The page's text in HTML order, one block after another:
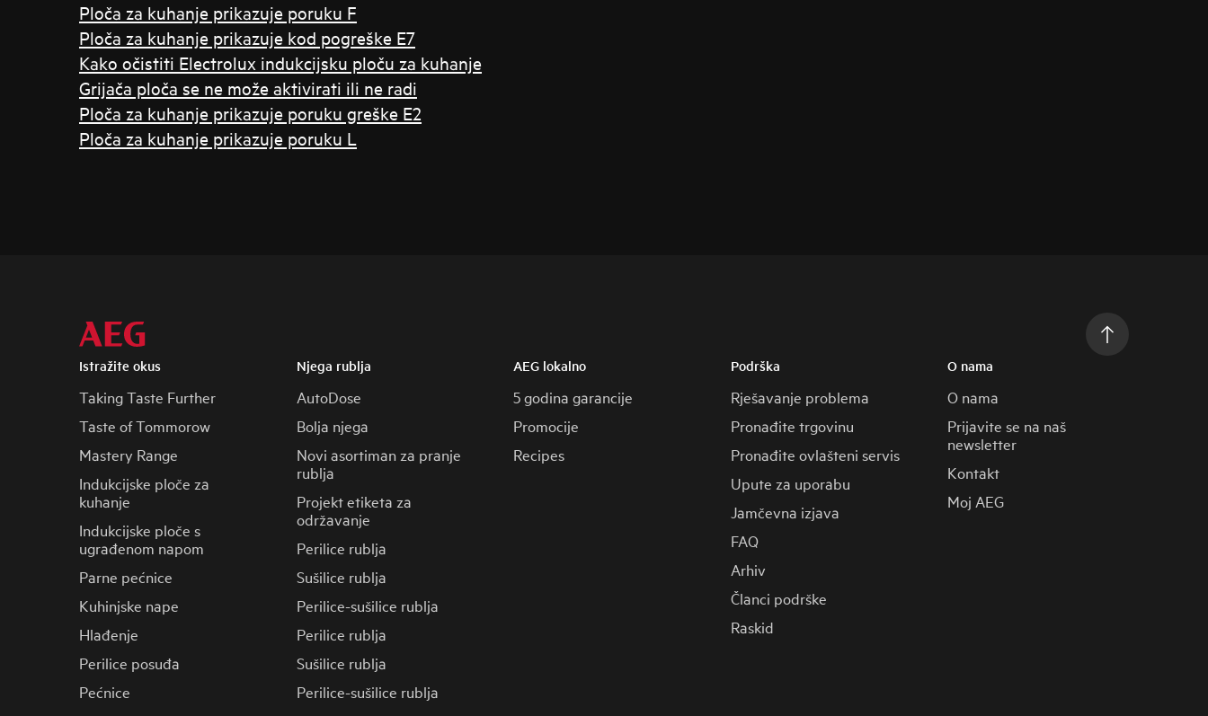
Ploča za kuhanje prikazuje poruku F
Ploča za kuhanje prikazuje kod pogreške E7
Kako očistiti Electrolux indukcijsku ploču za kuhanje
Grijača ploča se ne može aktivirati ili ne radi
Ploča za kuhanje prikazuje poruku greške E2
Ploča za kuhanje prikazuje poruku L
Istražite okus
Taking Taste Further
Taste of Tommorow
Mastery Range
Indukcijske ploče za
kuhanje
Indukcijske ploče s
ugrađenom napom
Parne pećnice
Kuhinjske nape
Hlađenje
Perilice posuđa
Pećnice
Njega rublja
AutoDose
Bolja njega
Novi asortiman za pranje
rublja
Projekt etiketa za
održavanje
Perilice rublja
Sušilice rublja
Perilice-sušilice rublja
Perilice rublja
Sušilice rublja
Perilice-sušilice rublja
AEG lokalno
5 godina garancije
Promocije
Recipes
Podrška
Rješavanje problema
Pronađite trgovinu
Pronađite ovlašteni servis
Upute za uporabu
Jamčevna izjava
FAQ
Arhiv
Članci podrške
Raskid
O nama
O nama
Prijavite se na naš
newsletter
Kontakt
Moj AEG